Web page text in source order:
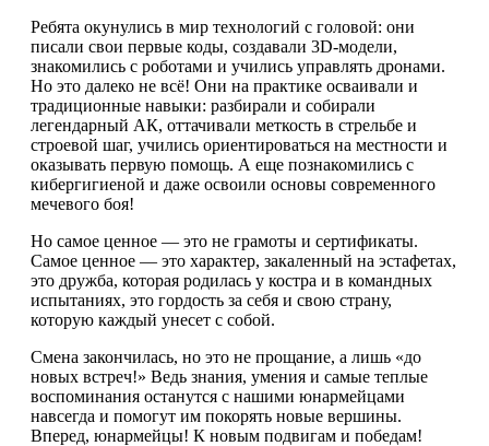
Ребята окунулись в мир технологий с головой: они
писали свои первые коды, создавали 3D-модели,
знакомились с роботами и учились управлять дронами.
Но это далеко не всё! Они на практике осваивали и
традиционные навыки: разбирали и собирали
легендарный АК, оттачивали меткость в стрельбе и
строевой шаг, учились ориентироваться на местности и
оказывать первую помощь. А еще познакомились с
кибергигиеной и даже освоили основы современного
мечевого боя!
Но самое ценное — это не грамоты и сертификаты.
Самое ценное — это характер, закаленный на эстафетах,
это дружба, которая родилась у костра и в командных
испытаниях, это гордость за себя и свою страну,
которую каждый унесет с собой.
Смена закончилась, но это не прощание, а лишь «до
новых встреч!» Ведь знания, умения и самые теплые
воспоминания останутся с нашими юнармейцами
навсегда и помогут им покорять новые вершины.
Вперед, юнармейцы! К новым подвигам и победам!